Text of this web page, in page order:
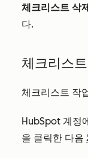
체크리스트 삭
다.
체크리스트
체크리스트 작
HubSpot 계정
을 클릭한 다음